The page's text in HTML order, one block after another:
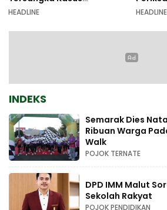
Pemalsuan Dokumen
HEADLINE
Galala
HEADLINE
INDEKS
Semarak Dies
Ribuan Warga
Walk
POJOK TERNATE
DPD IMM Malut
Sekolah Rakyat
POJOK PENDIDIKAN